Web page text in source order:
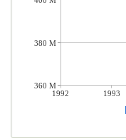
1992 1993
380 M
360 M